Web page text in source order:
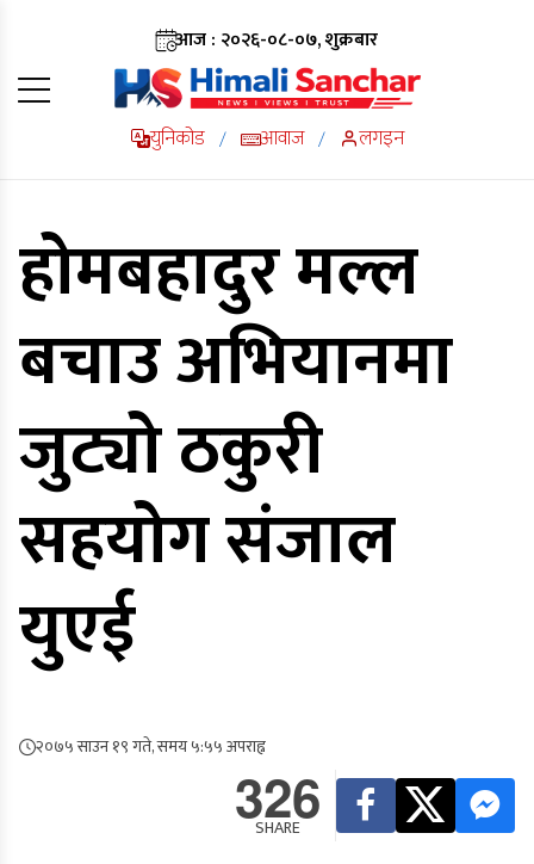
आज : २०२६-०८-०७, शुक्रबार
युनिकोड / आवाज / लगइन
होमबहादुर मल्ल
बचाउ अभियानमा
जुट्यो ठकुरी
सहयोग संजाल
युएई
२०७५ साउन १९ गते, समय ५:५५ अपराह्न
326
SHARE